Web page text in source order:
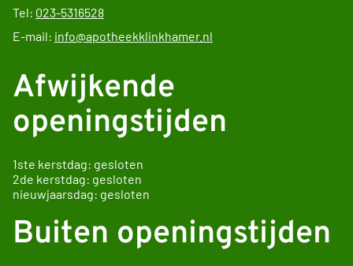
Tel: 023-5316528
E-mail: info@apotheekklinkhamer.nl
Afwijkende
openingstijden
1ste kerstdag: gesloten
2de kerstdag: gesloten
nieuwjaarsdag: gesloten
Buiten openingstijden